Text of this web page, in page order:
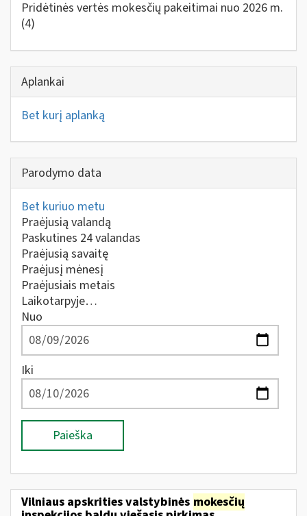
Pridėtinės vertės mokesčių pakeitimai nuo 2026 m.
(4)
Aplankai
Bet kurį aplanką
Parodymo data
Bet kuriuo metu
Praėjusią valandą
Paskutines 24 valandas
Praėjusią savaitę
Praėjusį mėnesį
Praėjusiais metais
Laikotarpyje…
Nuo
Iki
Paieška
Vilniaus apskrities valstybinės mokesčių